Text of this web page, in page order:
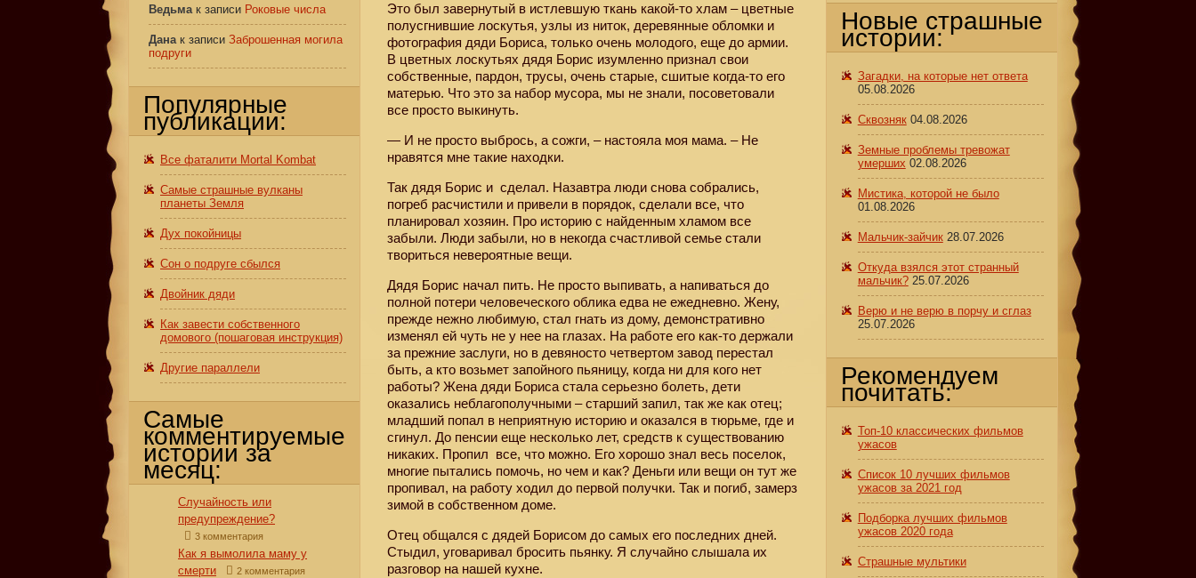
Это был завернутый в истлевшую ткань какой-то хлам – цветные
полусгнившие лоскутья, узлы из ниток, деревянные обломки и
фотография дяди Бориса, только очень молодого, еще до армии.
В цветных лоскутьях дядя Борис изумленно признал свои
собственные, пардон, трусы, очень старые, сшитые когда-то его
матерью. Что это за набор мусора, мы не знали, посоветовали
все просто выкинуть.
— И не просто выбрось, а сожги, – настояла моя мама. – Не
нравятся мне такие находки.
Так дядя Борис и сделал. Назавтра люди снова собрались,
погреб расчистили и привели в порядок, сделали все, что
планировал хозяин. Про историю с найденным хламом все
забыли. Люди забыли, но в некогда счастливой семье стали
твориться невероятные вещи.
Дядя Борис начал пить. Не просто выпивать, а напиваться до
полной потери человеческого облика едва не ежедневно. Жену,
прежде нежно любимую, стал гнать из дому, демонстративно
изменял ей чуть не у нее на глазах. На работе его как-то держали
за прежние заслуги, но в девяносто четвертом завод перестал
быть, а кто возьмет запойного пьяницу, когда ни для кого нет
работы? Жена дяди Бориса стала серьезно болеть, дети
оказались неблагополучными – старший запил, так же как отец;
младший попал в неприятную историю и оказался в тюрьме, где и
сгинул. До пенсии еще несколько лет, средств к существованию
никаких. Пропил все, что можно. Его хорошо знал весь поселок,
многие пытались помочь, но чем и как? Деньги или вещи он тут же
пропивал, на работу ходил до первой получки. Так и погиб, замерз
зимой в собственном доме.
Отец общался с дядей Борисом до самых его последних дней.
Стыдил, уговаривал бросить пьянку. Я случайно слышала их
разговор на нашей кухне.
Ведьмак записи Роковые числа
Данак записи Заброшенная могила
подруги
Популярные
публикации:
Все фаталити Mortal Kombat
Самые страшные вулканы
планеты Земля
Дух покойницы
Сон о подруге сбылся
Двойник дяди
Как завести собственного
домового (пошаговая инструкция)
Другие параллели
Самые
комментируемые
истории за
месяц:
Случайность или
предупреждение?
3 комментария
Как я вымолила маму у
смерти
2 комментария
Новые страшные
истории:
Загадки, на которые нет ответа
05.08.2026
Сквозняк 04.08.2026
Земные проблемы тревожат
умерших 02.08.2026
Мистика, которой не было
01.08.2026
Мальчик-зайчик 28.07.2026
Откуда взялся этот странный
мальчик? 25.07.2026
Верю и не верю в порчу и сглаз
25.07.2026
Рекомендуем
почитать:
Топ-10 классических фильмов
ужасов
Список 10 лучших фильмов
ужасов за 2021 год
Подборка лучших фильмов
ужасов 2020 года
Страшные мультики